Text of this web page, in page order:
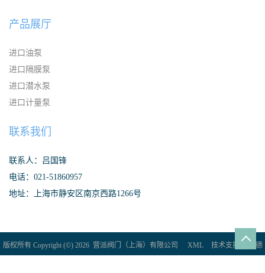
产品展厅
进口油泵
进口隔膜泵
进口潜水泵
进口计量泵
联系我们
联系人：吕国锋
电话：021-51860957
地址：上海市静安区南京西路1266号
版权所有 Copyright (©) 2026 营派阀门（上海）有限公司 XML 技术支持：
盖德